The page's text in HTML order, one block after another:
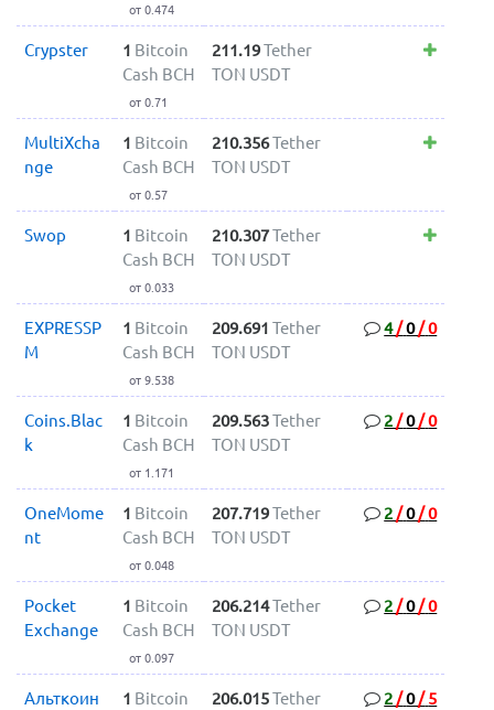
от 0.474
Crypster 1 Bitcoin
Cash BCH
от 0.71
211.19Tether
TON USDT
MultiXcha
nge
1 Bitcoin
Cash BCH
от 0.57
210.356Tether
TON USDT
Swop 1 Bitcoin
Cash BCH
от 0.033
210.307Tether
TON USDT
EXPRESSP
M
1 Bitcoin
Cash BCH
от 9.538
209.691 Tether
TON USDT
4/0/0
Coins.Blac
k
1 Bitcoin
Cash BCH
от 1.171
209.563Tether
TON USDT
2/0/0
OneMome
nt
1 Bitcoin
Cash BCH
от 0.048
207.719Tether
TON USDT
2/0/0
Pocket
Exchange
1 Bitcoin
Cash BCH
от 0.097
206.214Tether
TON USDT
2/0/0
Альткоин 1 Bitcoin
206.015Tether
2/0/ 5